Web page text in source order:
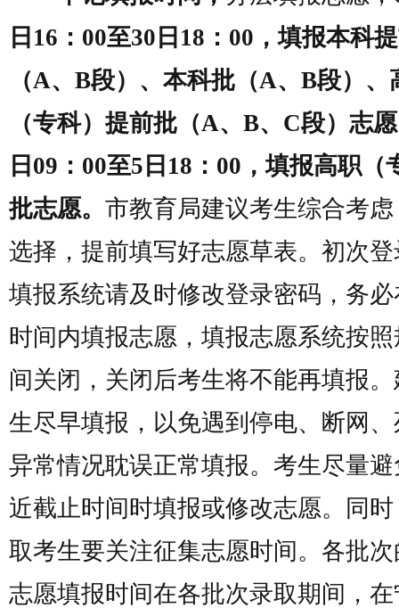
日16：00至30日18：00，填报本科
（A、B段）、本科批（A、B段）、
（专科）提前批（A、B、C段）志
日09：00至5日18：00，填报高职（
批志愿。 市教育局建议考生综合考
选择，提前填写好志愿草表。初次
填报系统请及时修改登录密码，务
时间内填报志愿，填报志愿系统按
间关闭，关闭后考生将不能再填报
生尽早填报，以免遇到停电、断网
异常情况耽误正常填报。考生尽量
近截止时间时填报或修改志愿。同
取考生要关注征集志愿时间。各批
志愿填报时间在各批次录取期间，